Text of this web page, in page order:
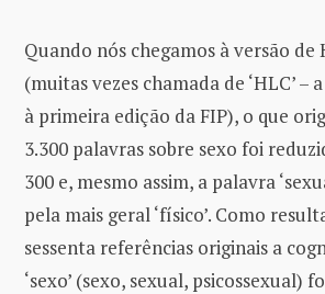
Quando nós chegamos à versão de
(muitas vezes chamada de ‘HLC’ –
à primeira edição da FIP), o que
3.300 palavras sobre sexo foi
300 e, mesmo assim, a palavra
pela mais geral ‘físico’. Como
sessenta referências originais a
‘sexo’ (sexo, sexual, psicossexual)